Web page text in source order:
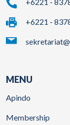
+6221 -
MENU
Apindo
Membership